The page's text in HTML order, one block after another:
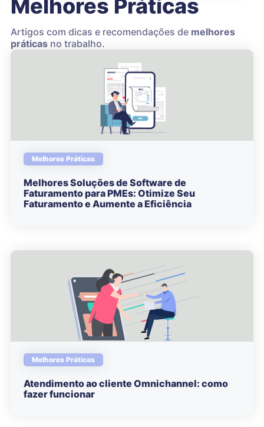
Melhores Práticas
Artigos com dicas e recomendações de melhores
práticas no trabalho.
Melhores Práticas
Melhores Soluções de Software de
Faturamento para PMEs: Otimize Seu
Faturamento e Aumente a Eficiência
Melhores Práticas
Atendimento ao cliente Omnichannel: como
fazer funcionar